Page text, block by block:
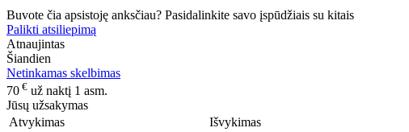
Buvote čia apsistoję anksčiau? Pasidalinkite savo įspūdžiais su kitais
Palikti atsiliepimą
Atnaujintas
Šiandien
Netinkamas skelbimas
70 € už naktį 1 asm.
Jūsų užsakymas
Atvykimas
Išvykimas